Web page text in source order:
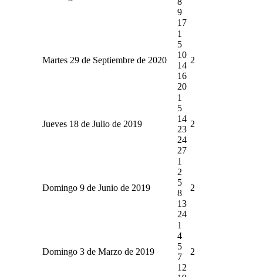
9
17
Martes 29 de Septiembre de 2020
1
5
10
14
16
20
2
Jueves 18 de Julio de 2019
1
5
14
23
24
27
2
Domingo 9 de Junio de 2019
1
2
5
8
13
24
2
Domingo 3 de Marzo de 2019
1
4
5
7
12
2